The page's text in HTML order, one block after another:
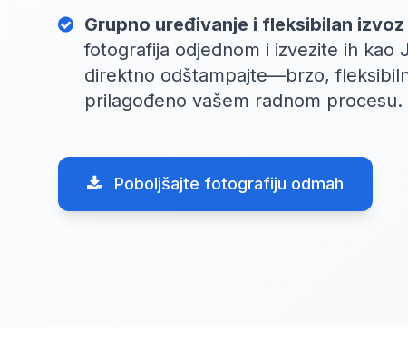
Grupno uređivanje i fleksibilan izvoz
fotografija odjednom i izvezite ih kao
direktno odštampajte—brzo,
prilagođeno vašem radnom procesu.
Poboljšajte fotografiju odmah